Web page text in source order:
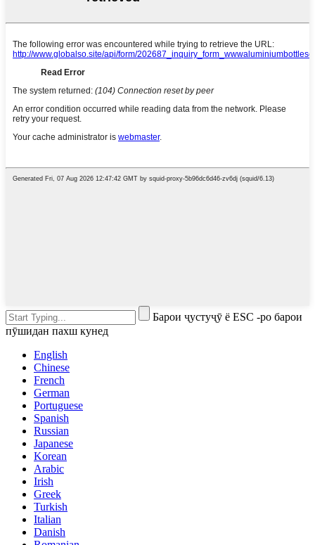
Барои ҷустуҷӯ ё ESC -ро барои
пӯшидан пахш кунед
English
Chinese
French
German
Portuguese
Spanish
Russian
Japanese
Korean
Arabic
Irish
Greek
Turkish
Italian
Danish